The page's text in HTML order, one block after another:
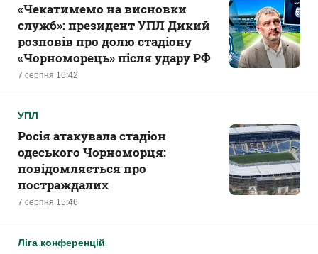
7 серпня 16:42
«Чекатимемо на висновки
служб»: президент УПЛ Дикий
розповів про долю стадіону
«Чорноморець» після удару РФ
УПЛ
7 серпня 15:46
Росія атакувала стадіон
одеського Чорноморця:
повідомляється про
постраждалих
Ліга конференцій